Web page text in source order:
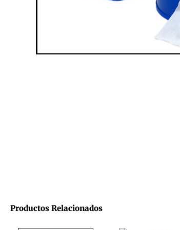
Productos Relacionados